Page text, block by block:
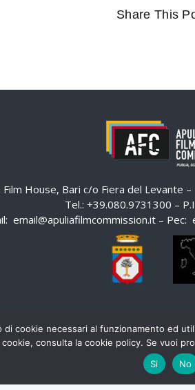
Share This
Film House, Bari c/o Fiera del Levante
Tel.: +39.080.9731300 –
email@apuliafilmcommission.it – Pec:
cookie necessari al funzionamento ed
cookie, consulta la cookie policy. Se vuoi
Si
No